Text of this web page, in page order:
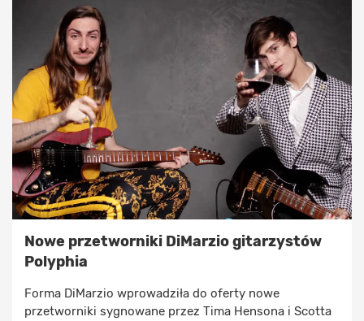
Nowe przetworniki DiMarzio gitarzystów
Polyphia
Forma DiMarzio wprowadziła do oferty nowe
przetworniki sygnowane przez Tima Hensona i Scotta